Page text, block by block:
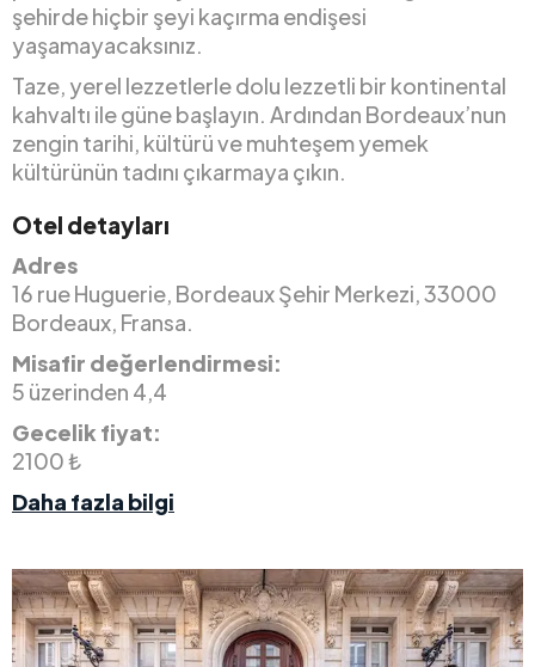
şehirde hiçbir şeyi kaçırma endişesi
yaşamayacaksınız.
Taze, yerel lezzetlerle dolu lezzetli bir kontinental
kahvaltı ile güne başlayın. Ardından Bordeaux’nun
zengin tarihi, kültürü ve muhteşem yemek
kültürünün tadını çıkarmaya çıkın.
Otel detayları
Adres
16 rue Huguerie, Bordeaux Şehir Merkezi, 33000
Bordeaux, Fransa.
Misafir değerlendirmesi:
5 üzerinden 4,4
Gecelik fiyat:
2100 ₺
Daha fazla bilgi